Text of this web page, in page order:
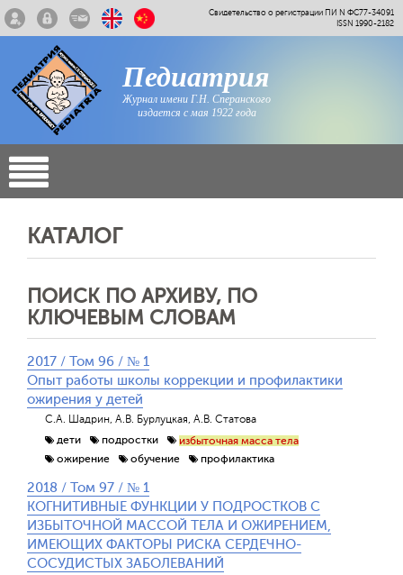
Свидетельство о регистрации ПИ N ФС77-34091
ISSN 1990-2182
Педиатрия
Журнал имени Г.Н. Сперанского
издается с мая 1922 года
КАТАЛОГ
ПОИСК ПО АРХИВУ, ПО
КЛЮЧЕВЫМ СЛОВАМ
2017 / Том 96 / № 1
Опыт работы школы коррекции и профилактики
ожирения у детей
С.А. Шадрин, А.В. Бурлуцкая, А.В. Статова
дети
подростки
избыточная масса тела
ожирение
обучение профилактика
2018 / Том 97 / № 1
КОГНИТИВНЫЕ ФУНКЦИИ У ПОДРОСТКОВ С
ИЗБЫТОЧНОЙ МАССОЙ ТЕЛА И ОЖИРЕНИЕМ,
ИМЕЮЩИХ ФАКТОРЫ РИСКА СЕРДЕЧНО-
СОСУДИСТЫХ ЗАБОЛЕВАНИЙ